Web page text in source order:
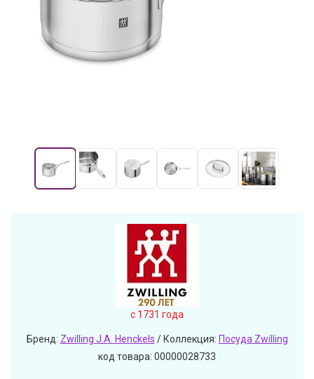
c 1731 года
Бренд: Zwilling J.A. Henckels / Коллекция: Посуда Zwilling
код товара: 00000028733